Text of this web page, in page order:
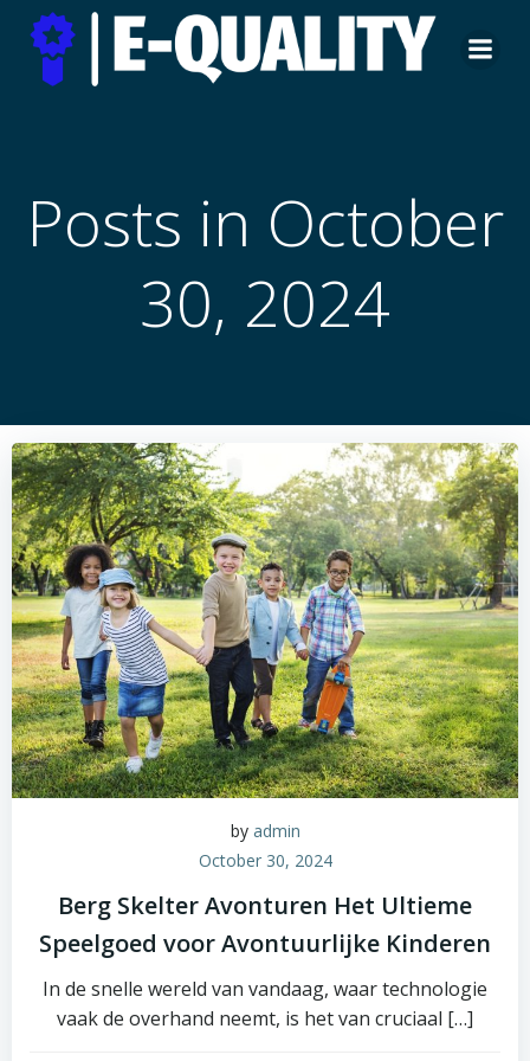
Skip
to
content
Posts in October
30, 2024
by admin
October 30, 2024
Berg Skelter Avonturen Het Ultieme
Speelgoed voor Avontuurlijke Kinderen
In de snelle wereld van vandaag, waar technologie
vaak de overhand neemt, is het van cruciaal […]